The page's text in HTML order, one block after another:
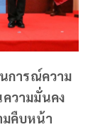
การณ์ความ
วามมั่นคง
มคืบหน้า